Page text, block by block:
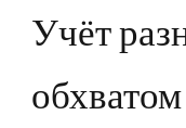
Учёт